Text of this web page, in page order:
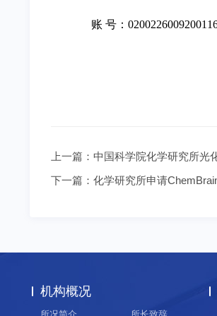
账 号：
上一篇： 中国科学院化学研究所光
下一篇： 化学研究所申请
机构概况